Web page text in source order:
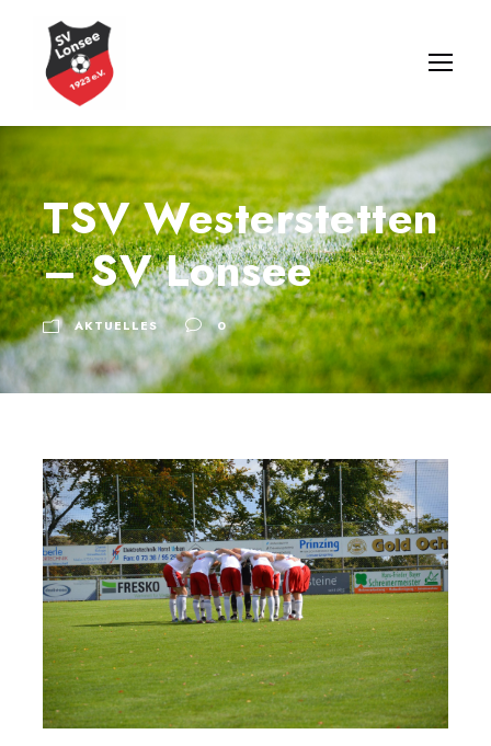
TSV Westerstetten
– SV Lonsee
AKTUELLES 0